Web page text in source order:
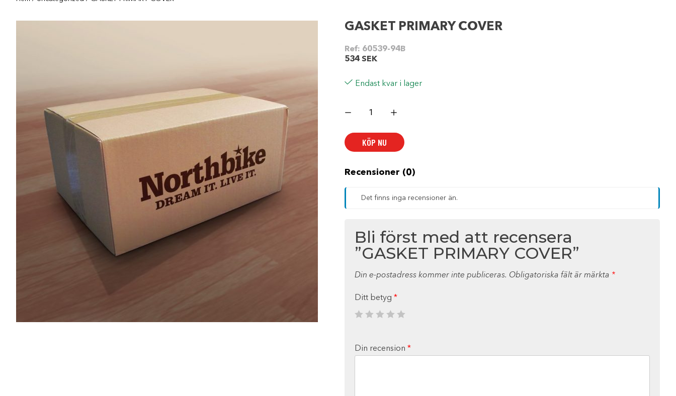
GASKET PRIMARY COVER
Ref: 60539-94B
534 SEK
Endast kvar i lager
PRIMARY
KÖP NU
Recensioner (0)
Det finns inga recensioner än.
Bli först med att recensera
”GASKET PRIMARY COVER”
Din e-postadress kommer inte publiceras. Obligatoriska fält är märkta *
Ditt betyg *
Din recension *